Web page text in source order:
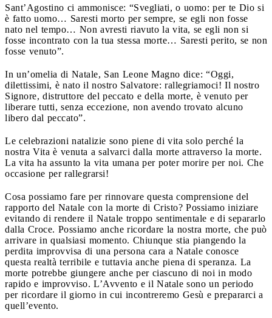
Sant’Agostino ci ammonisce: “Svegliati, o uomo: per te Dio si
è fatto uomo… Saresti morto per sempre, se egli non fosse
nato nel tempo… Non avresti riavuto la vita, se egli non si
fosse incontrato con la tua stessa morte… Saresti perito, se non
fosse venuto”.
In un’omelia di Natale, San Leone Magno dice: “Oggi,
dilettissimi, è nato il nostro Salvatore: rallegriamoci! Il nostro
Signore, distruttore del peccato e della morte, è venuto per
liberare tutti, senza eccezione, non avendo trovato alcuno
libero dal peccato”.
Le celebrazioni natalizie sono piene di vita solo perché la
nostra Vita è venuta a salvarci dalla morte attraverso la morte.
La vita ha assunto la vita umana per poter morire per noi. Che
occasione per rallegrarsi!
Cosa possiamo fare per rinnovare questa comprensione del
rapporto del Natale con la morte di Cristo? Possiamo iniziare
evitando di rendere il Natale troppo sentimentale e di separarlo
dalla Croce. Possiamo anche ricordare la nostra morte, che può
arrivare in qualsiasi momento. Chiunque stia piangendo la
perdita improvvisa di una persona cara a Natale conosce
questa realtà terribile e tuttavia anche piena di speranza. La
morte potrebbe giungere anche per ciascuno di noi in modo
rapido e improvviso. L’Avvento e il Natale sono un periodo
per ricordare il giorno in cui incontreremo Gesù e prepararci a
quell’evento.